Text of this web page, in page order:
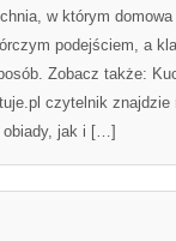
w którym
podejściem, a
Zobacz także:
czytelnik znajdzie
obiady, jak i […]